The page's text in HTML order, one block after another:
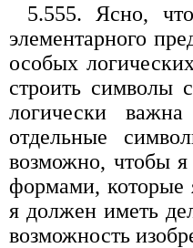
5.555. Ясно,
элементарного
особых
строить символы
логически
отдельные
возможно, чтобы
формами, которые
я должен иметь
возможность